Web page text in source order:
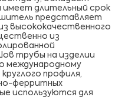
длительный срок
представляет
высококачественного
из
трубы на изделии
международному
профиля,
ферритных
используются для